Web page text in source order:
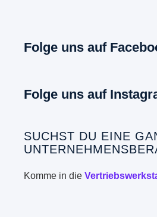
Folge uns auf
Folge uns auf
SUCHST DU EINE
Komme in die